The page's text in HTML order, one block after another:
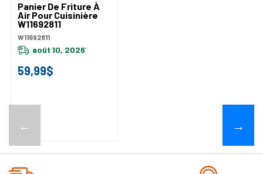
←
Panier De Friture À
Air Pour Cuisinière
W11692811
W11692811
août 10, 2026*
59,99$
→